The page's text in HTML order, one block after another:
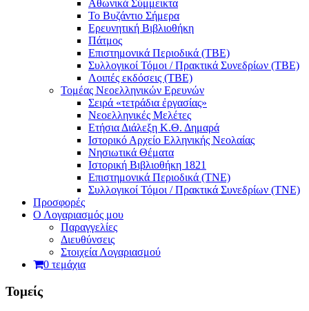
Αθωνικά Σύμμεικτα
Το Βυζάντιο Σήμερα
Ερευνητική Βιβλιοθήκη
Πάτμος
Επιστημονικά Περιοδικά (ΤΒΕ)
Συλλογικοί Τόμοι / Πρακτικά Συνεδρίων (ΤΒΕ)
Λοιπές εκδόσεις (ΤΒΕ)
Τομέας Νεοελληνικών Ερευνών
Σειρά «τετράδια ἐργασίας»
Νεοελληνικές Μελέτες
Eτήσια Διάλεξη K.Θ. Δημαρά
Ιστορικό Αρχείο Ελληνικής Νεολαίας
Νησιωτικά Θέματα
Ιστορική Βιβλιοθήκη 1821
Επιστημονικά Περιοδικά (ΤΝΕ)
Συλλογικοί Τόμοι / Πρακτικά Συνεδρίων (ΤΝΕ)
Προσφορές
Ο Λογαριασμός μου
Παραγγελίες
Διευθύνσεις
Στοιχεία Λογαριασμού
0 τεμάχια
Τομείς